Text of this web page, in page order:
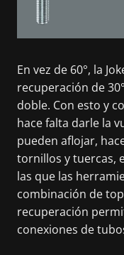
En vez de 60°, la
recuperación de
doble. Con esto y
hace falta darle la
pueden aflojar,
tornillos y tuercas,
las que las
combinación de
recuperación
conexiones de